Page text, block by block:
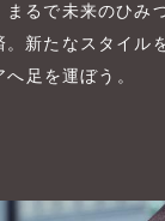
るで未来のひみ
新たなスタイル
足を運ぼう。